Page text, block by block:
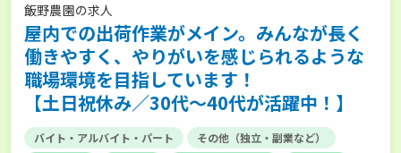
飯野農園の求人
屋内での出荷作業がメイン。みんなが長く
働きやすく、やりがいを感じられるような
職場環境を目指しています！
【土日祝休み／30代～40代が活躍中！】
バイト・アルバイト・パート
その他（独立・副業など）